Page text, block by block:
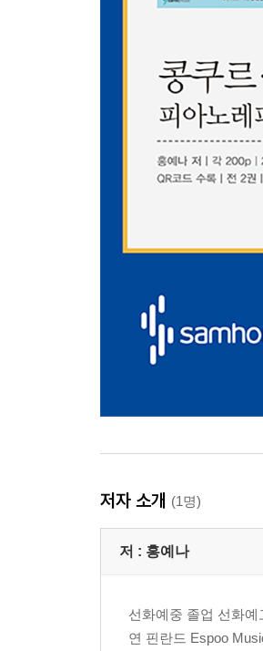
저자 소개 (1명)
저 : 홍예나
선화예중 졸업 선화
연 핀란드 Espoo